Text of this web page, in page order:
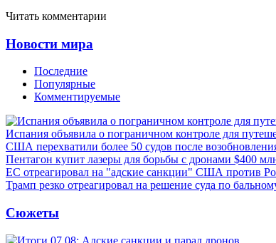
Читать комментарии
Новости мира
Последние
Популярные
Комментируемые
Испания объявила о пограничном контроле для
США перехватили более 50 судов после
Пентагон купит лазеры для борьбы с дронами $400
ЕС отреагировал на "адские санкции" США против
Трамп резко отреагировал на решение суда по
Сюжеты